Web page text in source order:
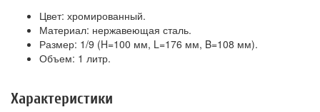
Цвет: хромированный.
Материал: нержавеющая сталь.
Размер: 1/9 (H=100 мм, L=176 мм, B=108 мм).
Объем: 1 литр.
Характеристики